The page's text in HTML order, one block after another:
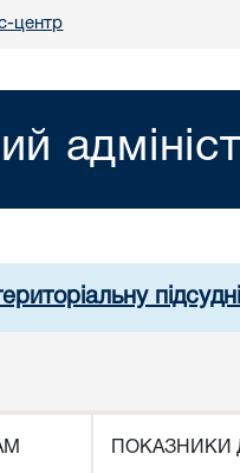
центр
ПОКАЗНИКИ